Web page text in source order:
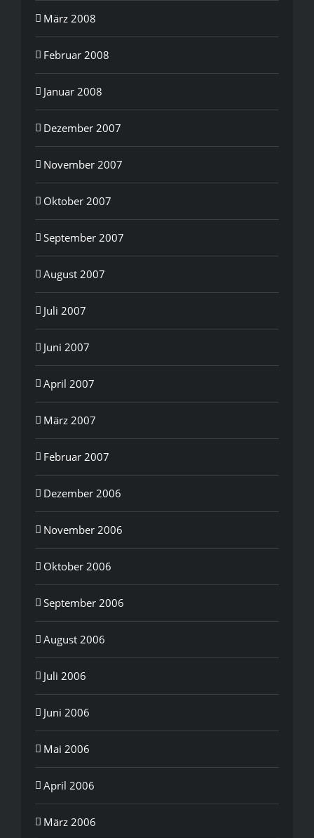
März 2008
Februar 2008
Januar 2008
Dezember 2007
November 2007
Oktober 2007
September 2007
August 2007
Juli 2007
Juni 2007
April 2007
März 2007
Februar 2007
Dezember 2006
November 2006
Oktober 2006
September 2006
August 2006
Juli 2006
Juni 2006
Mai 2006
April 2006
März 2006